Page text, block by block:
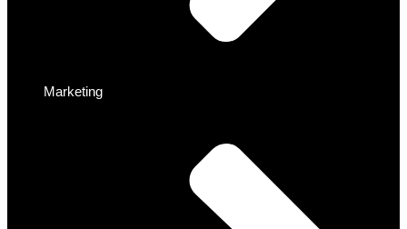
Marketing